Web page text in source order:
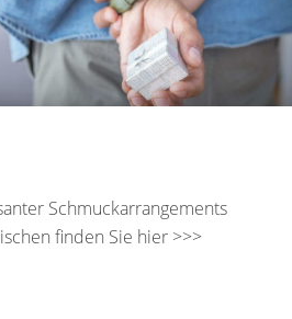
Schmuckarrangements
finden Sie hier >>>